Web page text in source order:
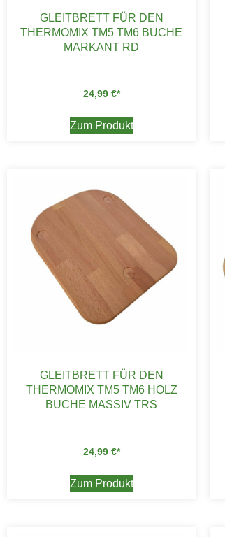
GLEITBRETT FÜR DEN
THERMOMIX TM5 TM6 BUCHE
MARKANT RD
24,99 €
Zum Produkt
GLEITBRETT FÜR DEN
THERMOMIX TM5 TM6 HOLZ
BUCHE MASSIV TRS
24,99 €
Zum Produkt